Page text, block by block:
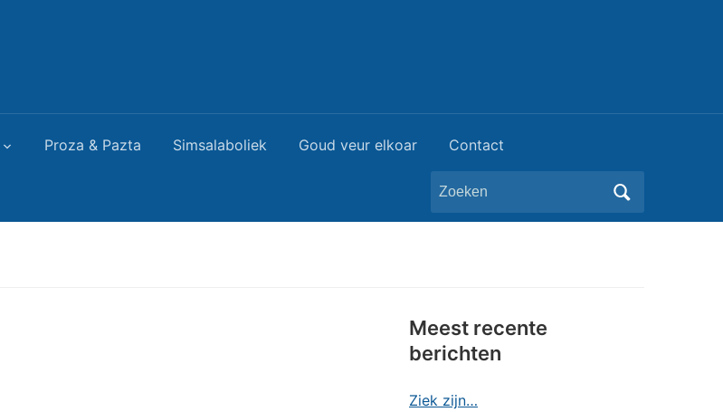
Proza & Pazta Simsalaboliek Goud veur elkoar Contact
Zoeken
naar:
Meest recente
berichten
Ziek zijn…